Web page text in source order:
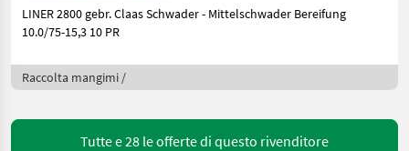
LINER 2800 gebr. Claas Schwader - Mittelschwader Bereifung
10.0/75-15,3 10 PR
Raccolta mangimi /
Tutte e 28 le offerte di questo rivenditore